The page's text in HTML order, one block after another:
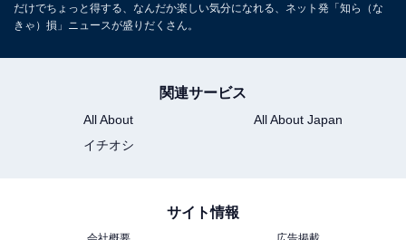
だけでちょっと得する、なんだか楽しい気分になれる、ネット発「知ら（な
きゃ）損」ニュースが盛りだくさん。
関連サービス
All About
All About Japan
イチオシ
サイト情報